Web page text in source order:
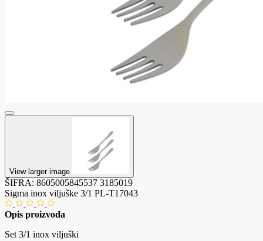
View larger image
ŠIFRA: 8605005845537 3185019
Sigma inox viljuške 3/1 PL-T17043
Opis proizvoda
Set 3/1 inox viljuški